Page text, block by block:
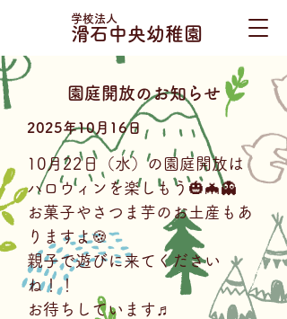
学校法人
滑石中央幼稚園
園庭開放のお知らせ
2025年10月16日
10月22日（水）の園庭開放は
ハロウィンを楽しもう🎃🦇👻
お菓子やさつま芋のお土産もあ
りますよ🍪
親子で遊びに来てください
ね！！
お待ちしています♬